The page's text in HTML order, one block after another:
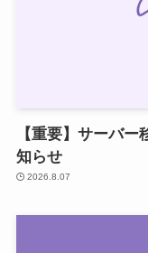
【重要】サーバ
知らせ
2026.8.07